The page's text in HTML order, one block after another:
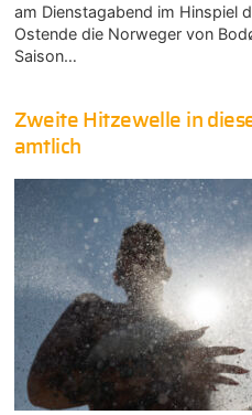
am Dienstagabend im Hinspiel
Ostende die Norweger von
Saison…
Zweite Hitzewelle in
amtlich